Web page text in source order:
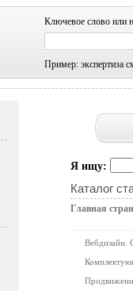
Ключевое слово или
Пример: экспертиза
Я ищу:
Каталог
Главная
Вебдизайн.